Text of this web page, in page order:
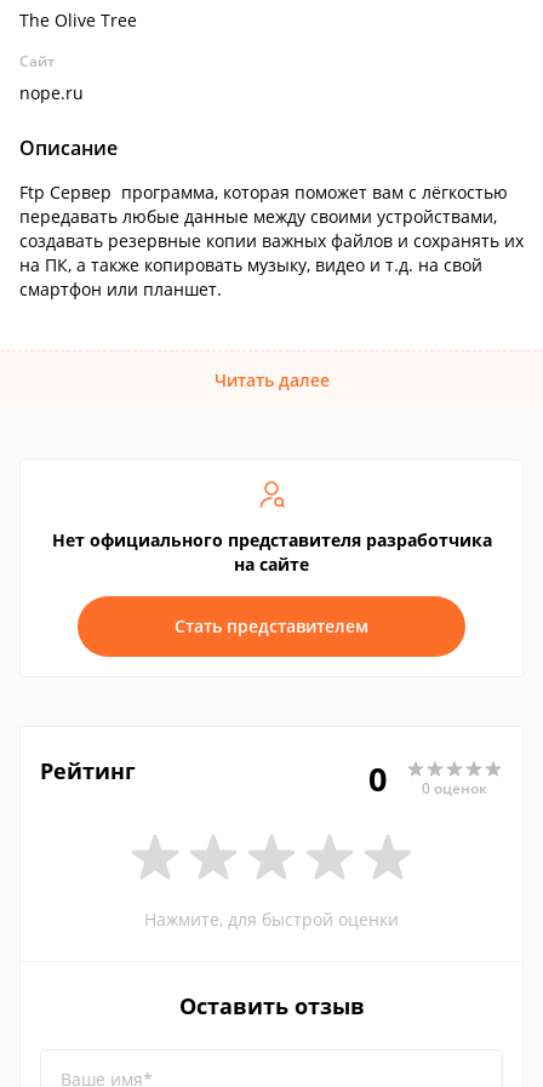
The Olive Tree
Сайт
nope.ru
Описание
Ftp Сервер программа, которая поможет вам с лёгкостью
передавать любые данные между своими устройствами,
создавать резервные копии важных файлов и сохранять их
на ПК, а также копировать музыку, видео и т.д. на свой
смартфон или планшет.
Читать далее
Нет официального представителя разработчика
на сайте
Стать представителем
Рейтинг 0 0 оценок
Нажмите, для быстрой оценки
Оставить отзыв
Ваше имя*